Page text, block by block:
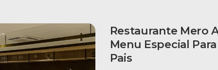
Restaurante Mero
Menu Especial
Pais